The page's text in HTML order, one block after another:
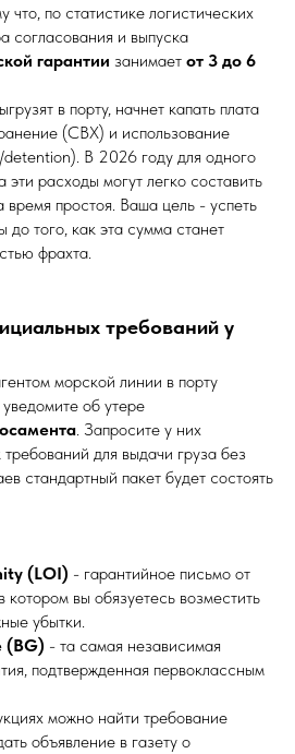
что, по статистике логистических
согласования и выпуска
гарантии занимает от 3 до 6
в порту, начнет капать плата
(СВХ) и использование
В 2026 году для одного
расходы могут легко составить
время простоя. Ваша цель - успеть
до того, как эта сумма станет
фрахта.
требований у
морской линии в порту
об утере
. Запросите у них
для выдачи груза без
стандартный пакет будет состоять
(LOI) - гарантийное письмо от
котором вы обязуетесь возместить
убытки.
(BG) - та самая независимая
подтвержденная первоклассным
можно найти требование
объявление в газету о